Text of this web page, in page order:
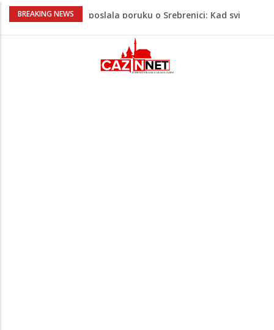
BREAKING NEWS
Na Ahiret preselio RAMIĆ (SAFETA) SENAD
'pržionica': BH Meteo najavljuje novi
toplotni val
Evo gdje i kada nestaje struja u Krajini